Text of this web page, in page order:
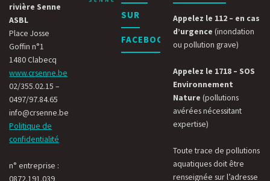
rivière Senne
ASBL
Place Josse
Goffin n°1
1480 Clabecq
www.crsenne.be
02/355.02.15 –
0497/97.84.65
info@crsenne.be
Politique de
confidentialité
n° entreprise :
0872.191.039
SUR
FACEBOOK
Appelez le 112 – en cas
d’urgence (inondation
ou pollution grave)
Appelez le 1718 – SOS
Environnement
Nature (pollutions
avérées nécessitant
expertise)
Toute trace de pollutions
aquatiques doit être
renseignée sur l’adresse